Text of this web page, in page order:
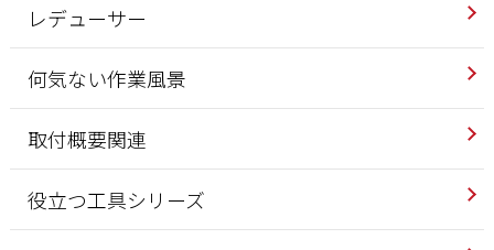
レデューサー
何気ない作業風景
取付概要関連
役立つ工具シリーズ